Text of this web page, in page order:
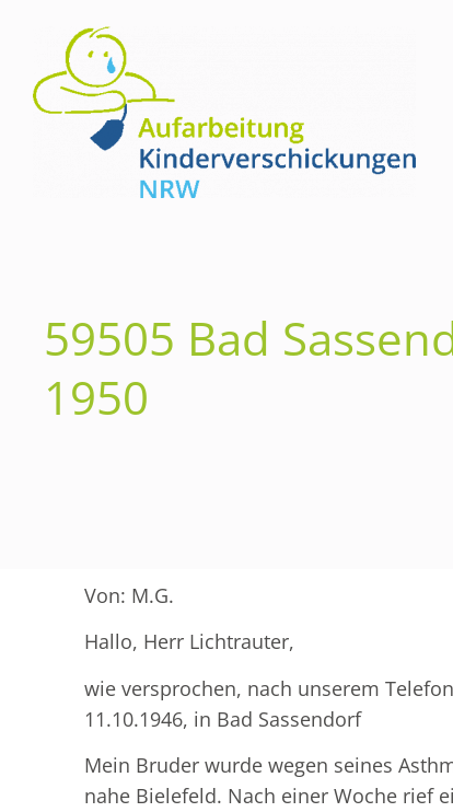
59505 Bad
1950
Von: M.G.
Hallo, Herr Lichtrauter,
wie versprochen, nach unserem
11.10.1946, in Bad Sassendorf
Mein Bruder wurde wegen seines
nahe Bielefeld. Nach einer Woche rief